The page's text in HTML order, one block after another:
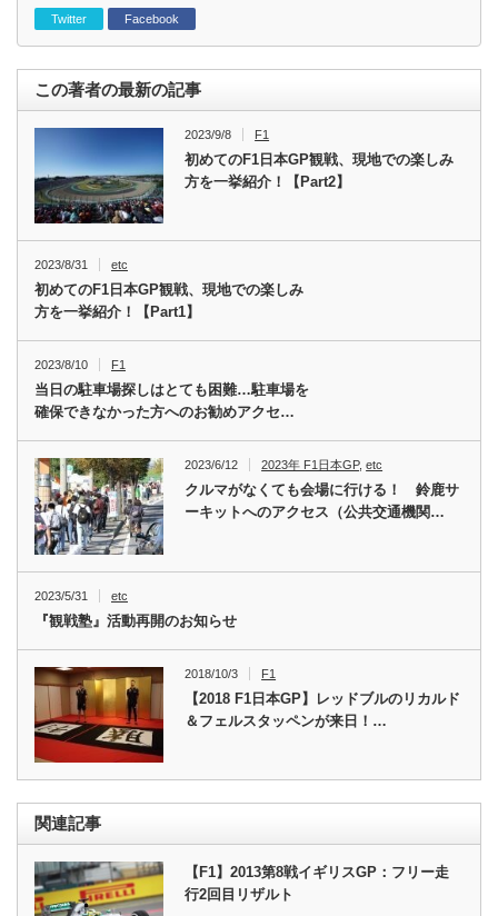
Twitter Facebook
この著者の最新の記事
2023/9/8 F1
初めてのF1日本GP観戦、現地での楽しみ
方を一挙紹介！【Part2】
2023/8/31 etc
初めてのF1日本GP観戦、現地での楽しみ
方を一挙紹介！【Part1】
2023/8/10 F1
当日の駐車場探しはとても困難…駐車場を
確保できなかった方へのお勧めアクセ…
2023/6/12 2023年 F1日本GP,etc
クルマがなくても会場に行ける！ 鈴鹿サ
ーキットへのアクセス（公共交通機関…
2023/5/31 etc
『観戦塾』活動再開のお知らせ
2018/10/3 F1
【2018 F1日本GP】レッドブルのリカルド
＆フェルスタッペンが来日！…
関連記事
【F1】2013第8戦イギリスGP：フリー走
行2回目リザルト